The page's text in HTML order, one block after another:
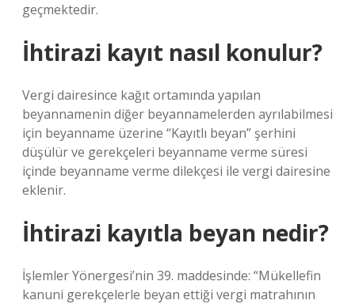
geçmektedir.
İhtirazi kayıt nasıl konulur?
Vergi dairesince kağıt ortamında yapılan
beyannamenin diğer beyannamelerden ayrılabilmesi
için beyanname üzerine “Kayıtlı beyan” şerhini
düşülür ve gerekçeleri beyanname verme süresi
içinde beyanname verme dilekçesi ile vergi dairesine
eklenir.
İhtirazi kayıtla beyan nedir?
İşlemler Yönergesi’nin 39. maddesinde: “Mükellefin
kanuni gerekçelerle beyan ettiği vergi matrahının